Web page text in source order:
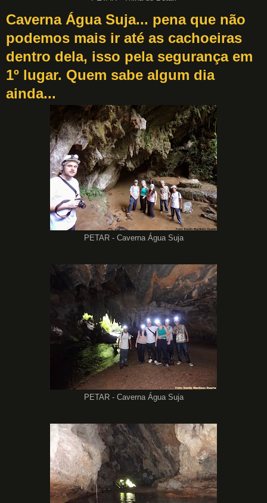
Caverna Água Suja... pena que não
podemos mais ir até as cachoeiras
dentro dela, isso pela segurança em
1º lugar. Quem sabe algum dia
ainda...
PETAR - Caverna Água Suja
PETAR - Caverna Água Suja